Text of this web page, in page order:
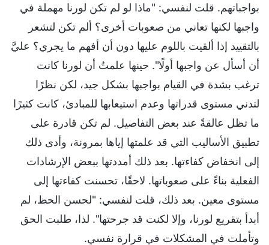
بواجباتهم. قلت لنفسي: "ماذا لو لم تكن لورنا مهملة في
واجبها لكنها تعاني من صعوبات أخرى؟ ألم تكن لتشعر
بالتقييد إذا ألقيت باللوم عليها دون أن أفهم ما يجري؟ عليَّ
أن أسأل عن واجبها أولًا". حينها علمتُ أن لورنا كانت
ترغب بشدة في القيام بواجبها بشكل جيد، لكن نظرًا
لتدني مستوى قدراتها وعدم استيعابها للمبادئ، كانت كثيرًا
ما تظل عالقةً عند بعض التفاصيل. لم تكن قادرة على
تطبيق الأساليب التي قد علمتها إياها بمرونة، وأدى ذلك
إلى انخفاض كفاءتها. بعد ذلك أمددتها ببعض الإرشادات
الفعلية بناءً على صعوباتها. لاحقًا، تحسنت كفاءتها إلى
مستوى معين. بعد ذلك، قلت لنفسي: "لحسن الحظ، لم
أبدأ بتقريع لورنا، وإلا لكنت قد جرحتها". لذا، طلبت الحق
وتأملت في المشكلات في قرارة نفسي.